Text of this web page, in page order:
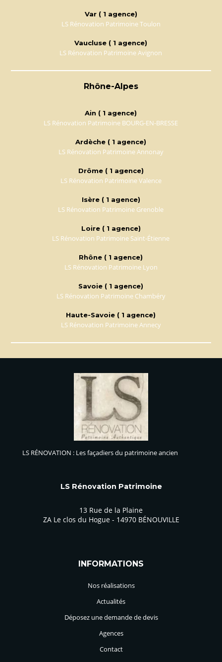
Var ( 1 agence)
LS Rénovation Patrimoine Toulon
Vaucluse ( 1 agence)
LS Rénovation Patrimoine Avignon
Rhône-Alpes
Ain ( 1 agence)
LS Rénovation Patrimoine BOURG-EN-BRESSE
Ardèche ( 1 agence)
LS Rénovation Patrimoine Annonay
Drôme ( 1 agence)
LS Rénovation Patrimoine Valence
Isère ( 1 agence)
LS Rénovation Patrimoine Grenoble
Loire ( 1 agence)
LS Rénovation Patrimoine Saint-Étienne
Rhône ( 1 agence)
LS Rénovation Patrimoine Lyon
Savoie ( 1 agence)
LS Rénovation Patrimoine Chambéry
Haute-Savoie ( 1 agence)
LS Rénovation Patrimoine Annecy
LS RÉNOVATION : Les façadiers du patrimoine ancien
LS Rénovation Patrimoine
13 Rue de la Plaine
ZA Le clos du Hogue - 14970 BÉNOUVILLE
INFORMATIONS
Nos réalisations
Actualités
Déposez une demande de devis
Agences
Contact